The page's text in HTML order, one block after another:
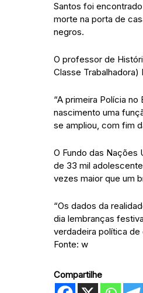
Santos foi
morte na porta de
negros.
O professor de
Classe
“A primeira Polícia
nascimento uma
se ampliou, com fim
O Fundo das Nações
de 33 mil
vezes maior que um
“Os dados da
dia lembranças
verdadeira política de
Fonte: w
Compartilhe